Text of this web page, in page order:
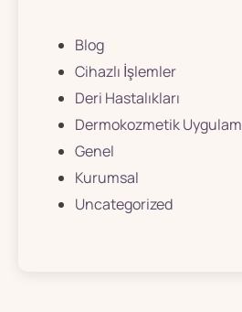
Blog
Cihazlı İşlemler
Deri Hastalıkları
Dermokozmetik
Genel
Kurumsal
Uncategorized